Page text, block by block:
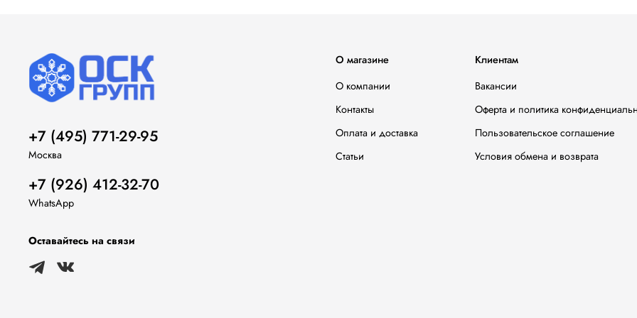
О магазине
О компании
Контакты
Оплата и доставка
Статьи
Клиентам
Вакансии
Оферта и политика
Пользовательское соглашение
Условия обмена и возврата
+7 (495) 771-29-95
Москва
+7 (926) 412-32-70
WhatsApp
Оставайтесь на связи